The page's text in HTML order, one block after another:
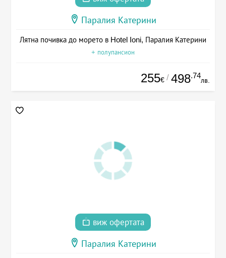
Паралия Катерини
Лятна почивка до морето в Hotel Ioni, Паралия Катерини
+ полупансион
255€ / 498.74
лв.
виж офертата
Паралия Катерини